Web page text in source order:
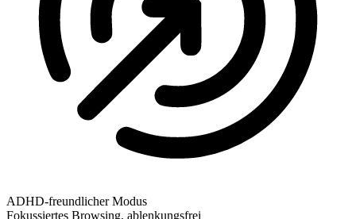
ADHD-freundlicher Modus
Fokussiertes Browsing, ablenkungsfrei